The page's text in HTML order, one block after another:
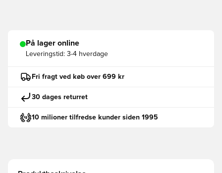
På lager online
Leveringstid: 3-4 hverdage
Fri fragt ved køb over 699 kr
30 dages returret
10 milioner tilfredse kunder siden 1995